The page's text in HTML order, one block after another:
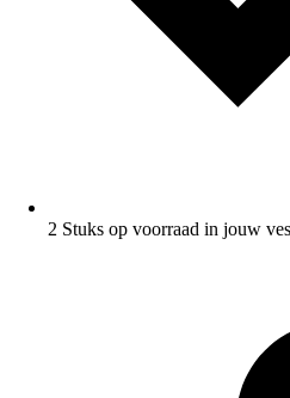
2 Stuks op voorraad in jouw